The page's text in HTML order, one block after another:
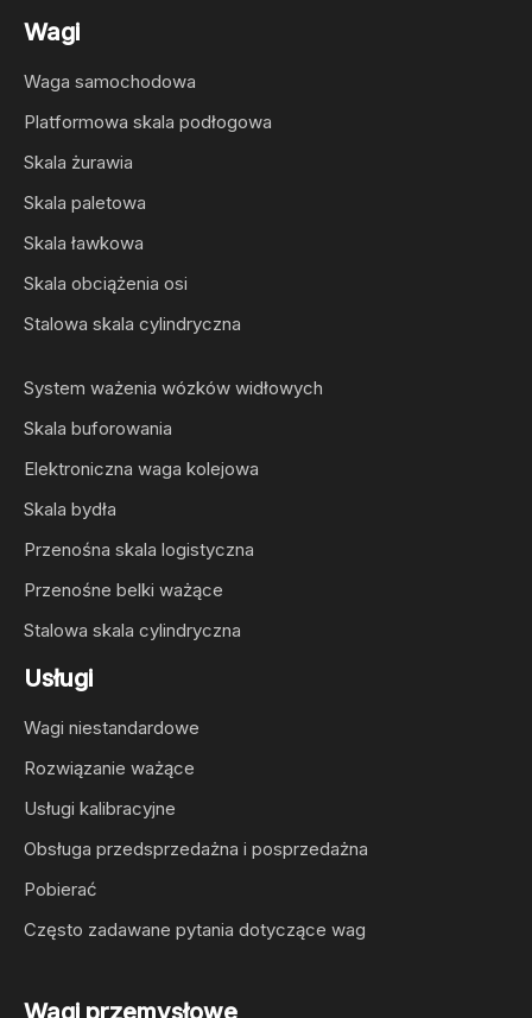
Wagi
Waga samochodowa
Platformowa skala podłogowa
Skala żurawia
Skala paletowa
Skala ławkowa
Skala obciążenia osi
Stalowa skala cylindryczna
System ważenia wózków widłowych
Skala buforowania
Elektroniczna waga kolejowa
Skala bydła
Przenośna skala logistyczna
Przenośne belki ważące
Stalowa skala cylindryczna
Usługi
Wagi niestandardowe
Rozwiązanie ważące
Usługi kalibracyjne
Obsługa przedsprzedażna i posprzedażna
Pobierać
Często zadawane pytania dotyczące wag